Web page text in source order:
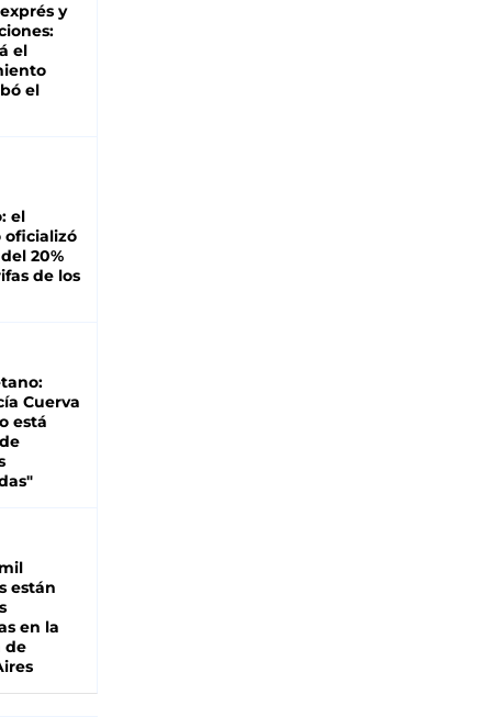
y
el
el
el
oficializó
20%
de los
Cuerva
está
están
en la
de